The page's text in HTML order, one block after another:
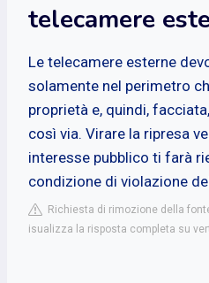
telecamere
Le telecamere esterne
solamente nel perimetro
proprietà e, quindi,
così via. Virare la ripresa
interesse pubblico ti farà
condizione di violazione
Richiesta di rimozione della
isualizza la risposta completa su